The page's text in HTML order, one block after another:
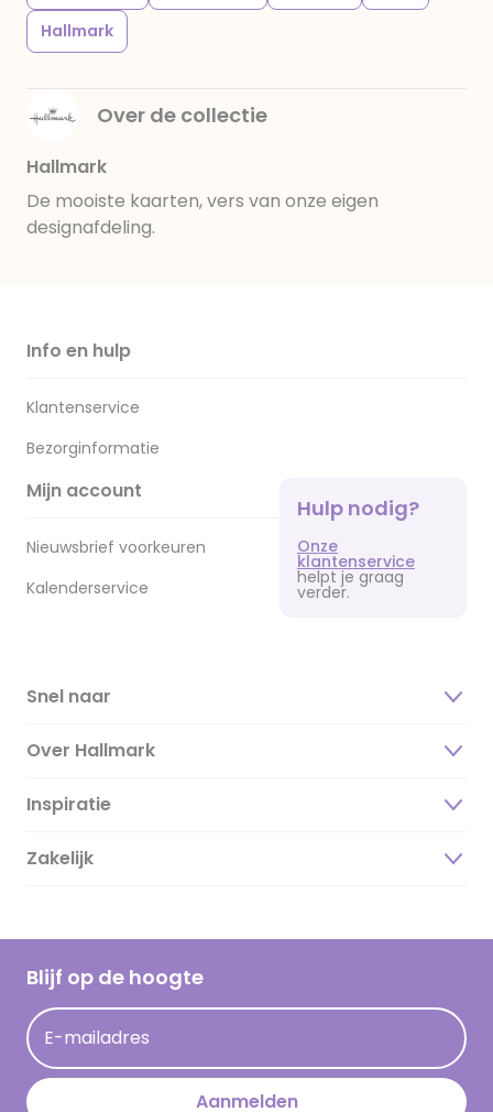
Hallmark
Over de collectie
Hallmark
De mooiste kaarten, vers van onze eigen
designafdeling.
Info en hulp
Klantenservice
Bezorginformatie
Mijn account
Nieuwsbrief voorkeuren
Kalenderservice
Hulp nodig?
Onze
klantenservice
helpt je graag
verder.
Snel naar
Over Hallmark
Over ons
Duurzaamheid
Hallmark Kaartclub
Acties
Persberichten
Hallmark en Kinderpostzegels
Inspiratie
Magazine
Cadeau inspiratie
Kaartinspiratie
Zakelijk
Blijf op de hoogte
E-mailadres
Aanmelden